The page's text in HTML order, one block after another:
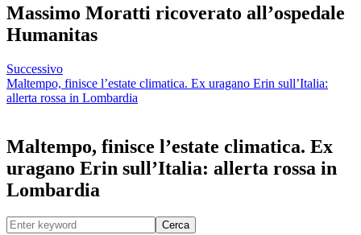
Massimo Moratti ricoverato all’ospedale
Humanitas
Successivo
Maltempo, finisce l’estate climatica. Ex uragano Erin sull’Italia:
allerta rossa in Lombardia
Maltempo, finisce l’estate climatica. Ex
uragano Erin sull’Italia: allerta rossa in
Lombardia
Cerca